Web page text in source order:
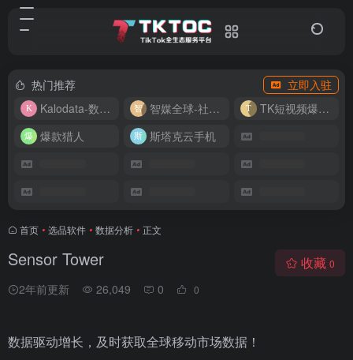
热门推荐
立即入驻
Kalodata-数据分析平台
智媒全球-社媒管理平台
TK短视频爆款复刻
爆款猎人
斯塔克云手机
首页 • 选品软件 • 数据分析 • 正文
Sensor Tower
2年前更新 26,049 0 0
收藏 0
数据驱动增⻓，及时获取全球移动市场数据！